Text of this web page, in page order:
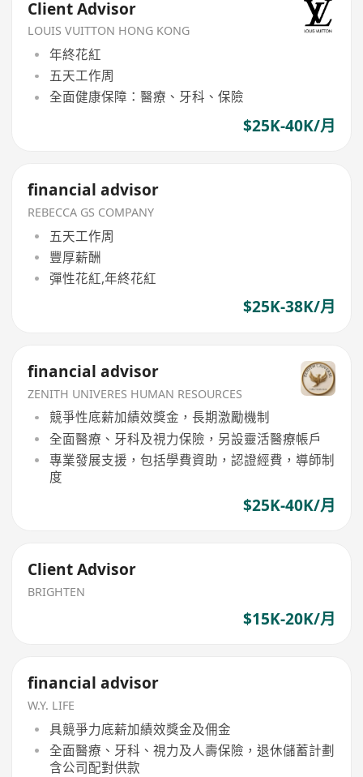
Client Advisor
LOUIS VUITTON HONG KONG
年終花紅
五天工作周
全面健康保障：醫療、牙科、保險
$25K-40K/月
financial advisor
REBECCA GS COMPANY
五天工作周
豐厚薪酬
彈性花紅,年終花紅
$25K-38K/月
financial advisor
ZENITH UNIVERES HUMAN RESOURCES
競爭性底薪加績效獎金，長期激勵機制
全面醫療、牙科及視力保險，另設靈活醫療帳戶
專業發展支援，包括學費資助，認證經費，導師制
度
$25K-40K/月
Client Advisor
BRIGHTEN
$15K-20K/月
financial advisor
W.Y. LIFE
具競爭力底薪加績效獎金及佣金
全面醫療、牙科、視力及人壽保險，退休儲蓄計劃
含公司配對供款